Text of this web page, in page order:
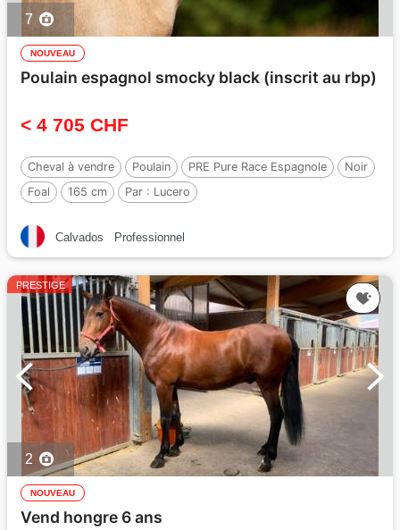
7
NOUVEAU
Poulain espagnol smocky black (inscrit au rbp)
< 4 705 CHF
Cheval à vendre Poulain PRE Pure Race Espagnole
Noir
Foal
165 cm Par : Lucero
Calvados Professionnel
PRESTIGE
2
NOUVEAU
Vend hongre 6 ans